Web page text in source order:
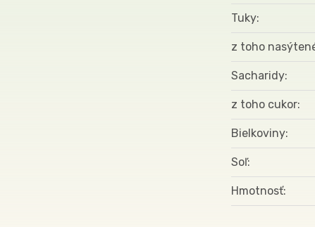
Tuky
z toho
Sacharidy
z toho cukor
Bielkoviny
Soľ
Hmotnosť